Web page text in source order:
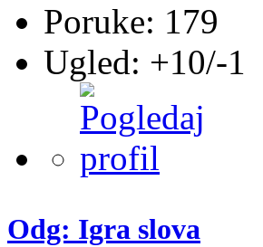
Poruke: 179
Ugled: +10/-1
Odg: Igra slova